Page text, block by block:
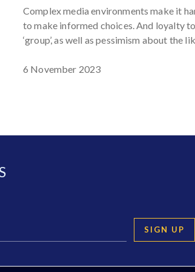
Complex media environments make it
to make informed choices. And loyalty to
‘group’, as well as pessimism about the
6 November 2023
SIGN UP